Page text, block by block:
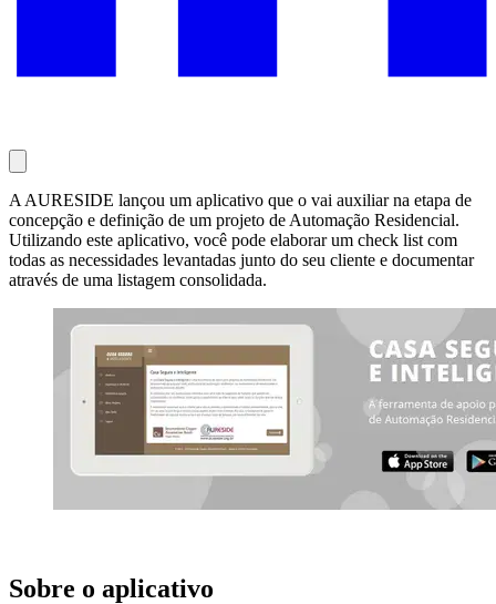
A AURESIDE lançou um aplicativo que o vai auxiliar na etapa de
concepção e definição de um projeto de Automação Residencial.
Utilizando este aplicativo, você pode elaborar um check list com
todas as necessidades levantadas junto do seu cliente e documentar
através de uma listagem consolidada.
Sobre o aplicativo